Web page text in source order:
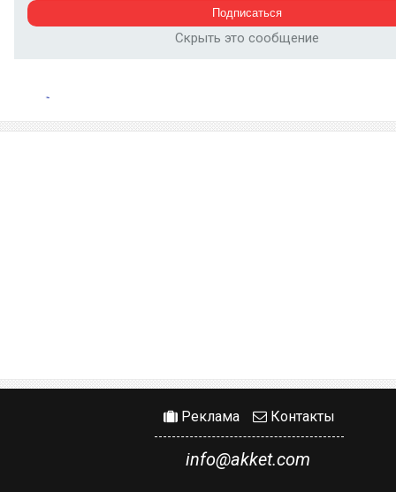
Скрыть это сообщение
Реклама Контакты
info@akket.com